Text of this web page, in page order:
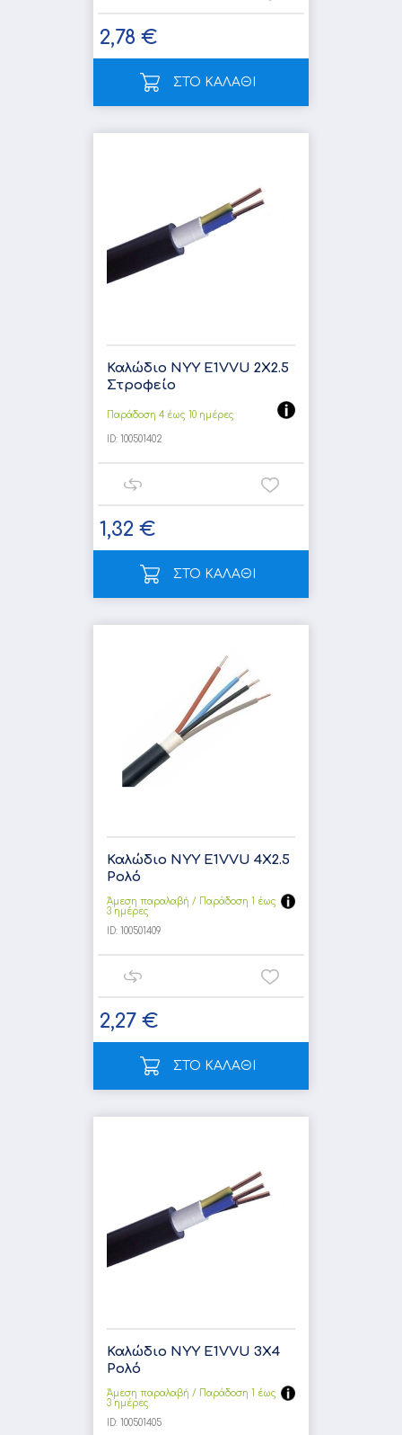
2,78 €
ΣΤΟ ΚΑΛΑΘΙ
Καλώδιο NYY E1VVU 2X2.5
Στροφείο
Παράδοση 4 έως 10 ημέρες
ID: 100501402
1,32 €
ΣΤΟ ΚΑΛΑΘΙ
Καλώδιο NYY E1VVU 4X2.5
Ρολό
Άμεση παραλαβή / Παράδoση 1 έως
3 ημέρες
ID: 100501409
2,27 €
ΣΤΟ ΚΑΛΑΘΙ
Καλώδιο NYY E1VVU 3X4
Ρολό
Άμεση παραλαβή / Παράδoση 1 έως
3 ημέρες
ID: 100501405